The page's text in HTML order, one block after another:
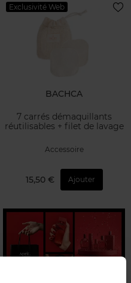
Exclusivité Web
BACHCA
7 carrés démaquillants
réutilisables + filet de lavage
Accessoire
15,50 € Ajouter